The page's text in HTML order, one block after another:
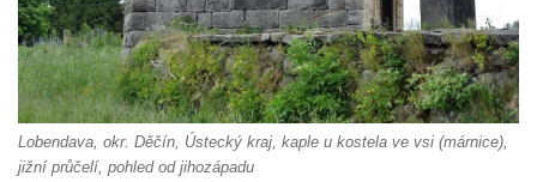
Cedronu
Křížová cesta Římov – IX. kaple – U
chromého žida
Křížová cesta Římov – VIII. kaple – Kristus
svázán a ze zahrady vyhnán
Lobendava, okr. Děčín, Ústecký kraj, kaple u kostela ve vsi (márnice),
jižní průčelí, pohled od jihozápadu